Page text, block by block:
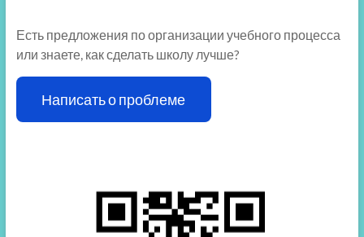
Есть предложения по организации учебного процесса
или знаете, как сделать школу лучше?
Написать о проблеме